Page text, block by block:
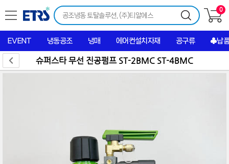
0
EVENT 냉동공조 냉매 에어컨설치자재 공구류 ♣납
슈퍼스타 무선 진공펌프 ST-2BMC ST-4BMC